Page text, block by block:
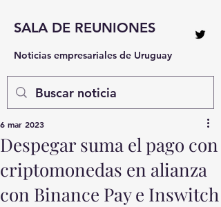
SALA DE REUNIONES
Noticias empresariales de Uruguay
Despegar suma el pago con
criptomonedas en alianza
con Binance Pay e Inswitch
6 mar 2023